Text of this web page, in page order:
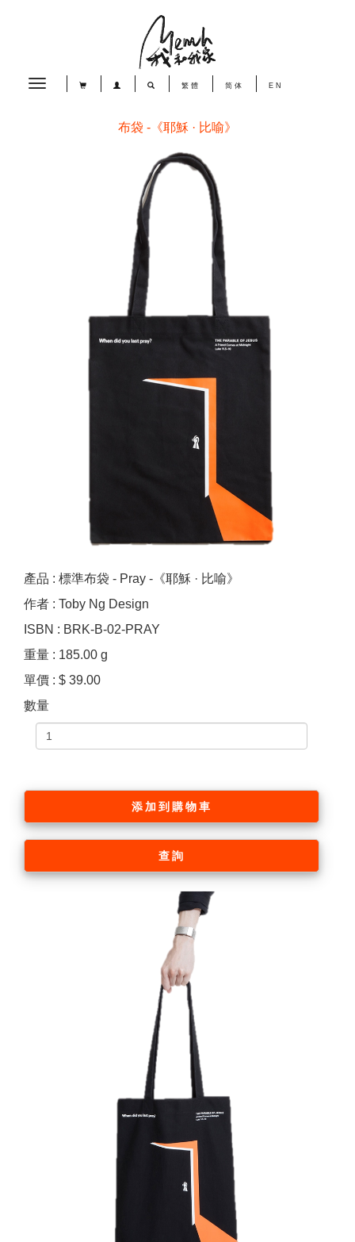
Toggle
繁體 简体 EN
布袋 -《耶穌 · 比喻》
產品 : 標準布袋 - Pray -《耶穌 · 比喻》
作者 : Toby Ng Design
ISBN : BRK-B-02-PRAY
重量 : 185.00 g
單價 : $ 39.00
數量
添加到購物車
查詢